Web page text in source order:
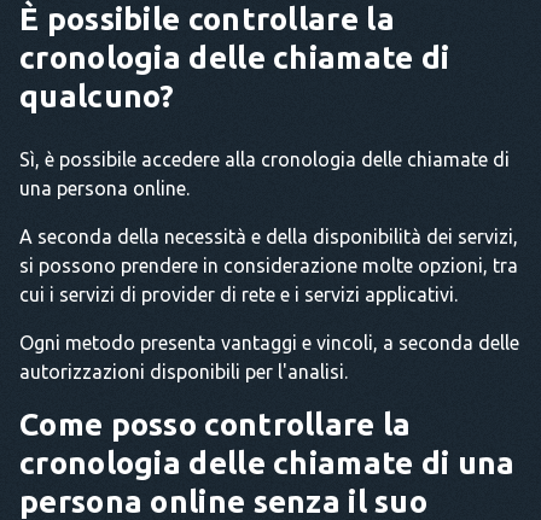
È possibile controllare la
cronologia delle chiamate di
qualcuno?
Sì, è possibile accedere alla cronologia delle chiamate di
una persona online.
A seconda della necessità e della disponibilità dei servizi,
si possono prendere in considerazione molte opzioni, tra
cui i servizi di provider di rete e i servizi applicativi.
Ogni metodo presenta vantaggi e vincoli, a seconda delle
autorizzazioni disponibili per l'analisi.
Come posso controllare la
cronologia delle chiamate di una
persona online senza il suo